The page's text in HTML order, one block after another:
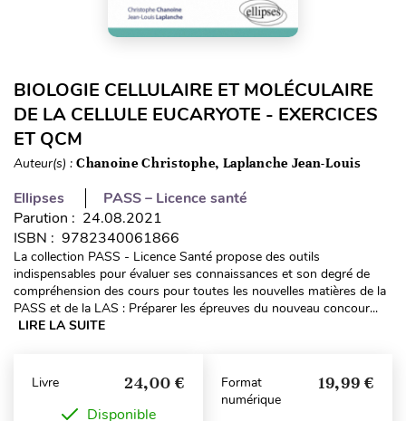
BIOLOGIE CELLULAIRE ET MOLÉCULAIRE
DE LA CELLULE EUCARYOTE - EXERCICES
ET QCM
Auteur(s) : Chanoine Christophe, Laplanche Jean-Louis
Ellipses
PASS – Licence santé
Parution : 24.08.2021
ISBN : 9782340061866
La collection PASS - Licence Santé propose des outils
indispensables pour évaluer ses connaissances et son degré de
compréhension des cours pour toutes les nouvelles matières de la
PASS et de la LAS : Préparer les épreuves du nouveau concour...
LIRE LA SUITE
Livre 24,00 €
Disponible
Format
numérique
19,99 €